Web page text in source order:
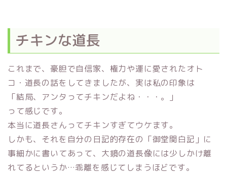
チキンな道長
これまで、豪胆で自信家、権力や運に愛されたオト
コ・道長の話をしてきましたが、実は私の印象は
「結局、アンタってチキンだよね・・・。」
って感じです。
本当に道長さんってチキンすぎてウケます。
しかも、それを自分の日記的存在の「御堂関白記」に
事細かに書いてあって、大鏡の道長像には少しかけ離
れてるというか…乖離を感じてしまうほどです。